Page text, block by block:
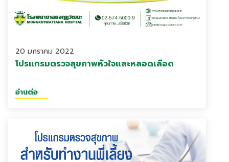
20 มกราคม 2022
โปรแกรมตรวจสุขภาพหัวใจและหลอดเลือด
อ่านต่อ